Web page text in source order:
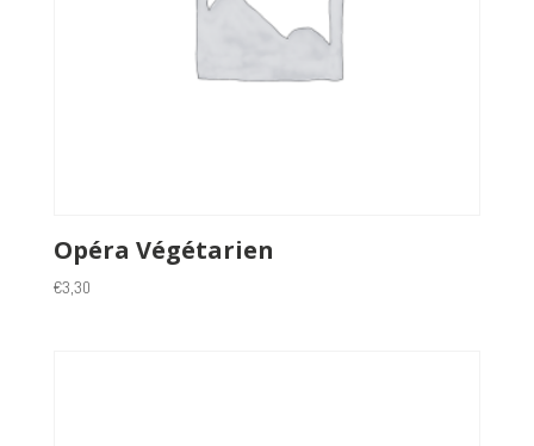
Opéra Végétarien
€3,30